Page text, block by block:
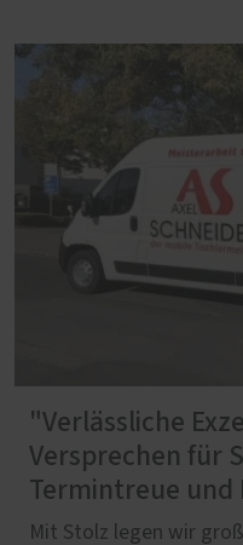
"Verlässliche
Versprechen für
Termintreue und
Mit Stolz legen wir